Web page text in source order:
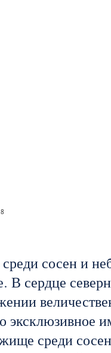
сосен и
В сердце
эксклюзивное
среди